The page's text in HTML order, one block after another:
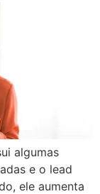
algumas
e o lead
ele aumenta